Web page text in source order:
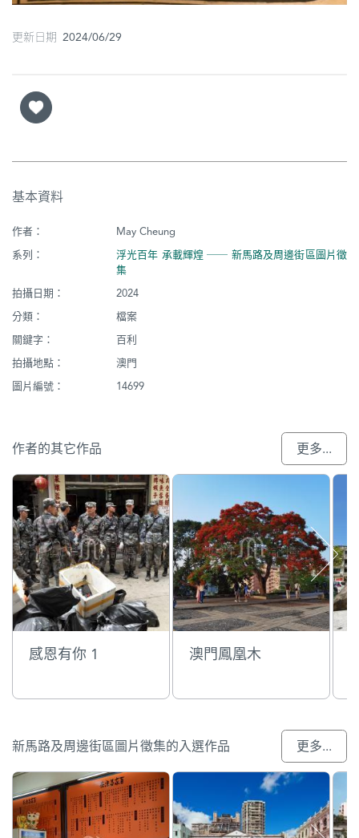
市
更新日期 2024/06/29
基本資料
作者：
May Cheung
系列：
浮光百年 承載輝煌 ── 新馬路及周邊街區圖片徵
集
拍攝日期：
2024
分類：
檔案
關鍵字：
百利
拍攝地點：
澳門
圖片編號：
14699
作者的其它作品 更多...
感恩有你 1 澳門鳳凰木
新馬路及周邊街區圖片徵集的入選作品 更多...